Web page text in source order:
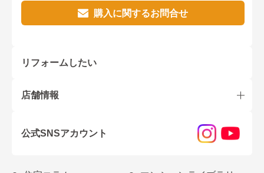
購入に関するお問合せ
リフォームしたい
店舗情報
公式SNSアカウント